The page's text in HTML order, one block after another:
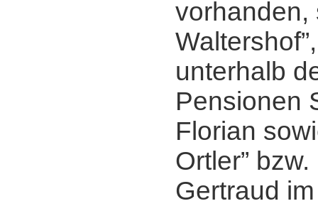
vorhanden,
unterhalb
Pensionen
Florian
Ortler”
Gertraud im